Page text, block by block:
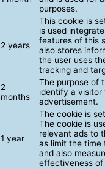
purposes.
2 years
This cookie is
is used
features of this
also stores
the user uses
tracking and
2
months
The purpose of
identify a visitor
advertisement.
1 year
The cookie is
The cookie is
relevant ads to
as limit the time
and also
effectiveness of